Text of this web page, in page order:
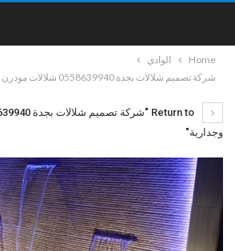
Home
الوادي
شركة تصميم شلالات بجدة 0558639940 شلالات مودرن وجدارية
وجدارية"